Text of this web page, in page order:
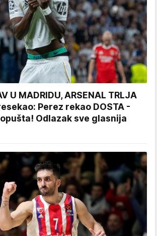
U MADRIDU, ARSENAL TRLJA
Perez rekao DOSTA -
Odlazak sve glasnija